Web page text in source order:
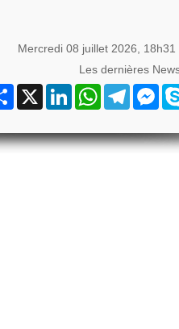
Mercredi 08 juillet 2026,
Les dernières
Partager
X LinkedInWhatsAppTelegram